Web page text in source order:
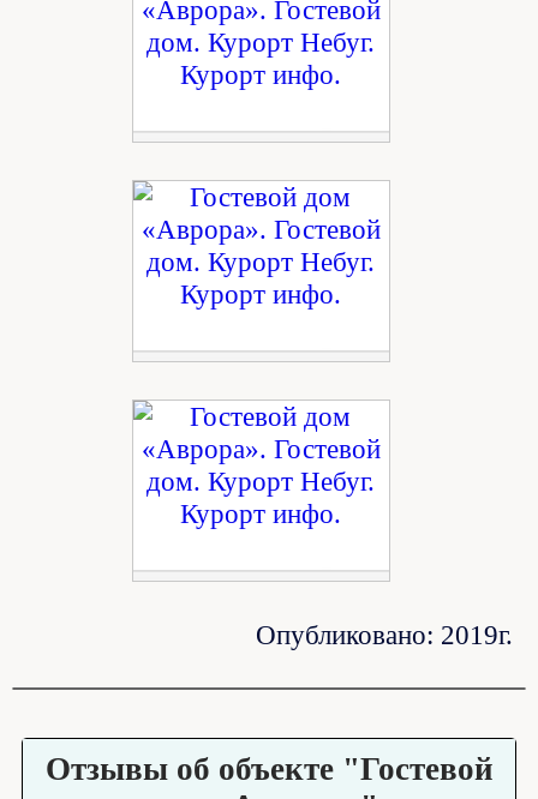
Опубликовано: 2019г.
Отзывы об объекте "Гостевой